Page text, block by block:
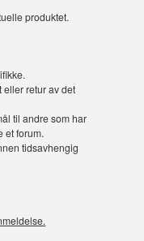
produktet.
eller retur av det
til andre som har
et forum.
tidsavhengig